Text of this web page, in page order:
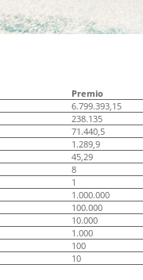
Premio
6.799.393,15
238.135
71.440,5
1.289,9
45,29
8
1
1.000.000
100.000
10.000
1.000
100
10